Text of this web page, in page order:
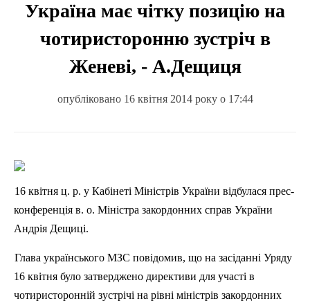
Україна має чітку позицію на
чотиристоронню зустріч в
Женеві, - А.Дещиця
опубліковано 16 квітня 2014 року о 17:44
16 квітня ц. р. у Кабінеті Міністрів України відбулася прес-
конференція в. о. Міністра закордонних справ України
Андрія Дещиці.
Глава українського МЗС повідомив, що на засіданні Уряду
16 квітня було затверджено директиви для участі в
чотиристоронній зустрічі на рівні міністрів закордонних